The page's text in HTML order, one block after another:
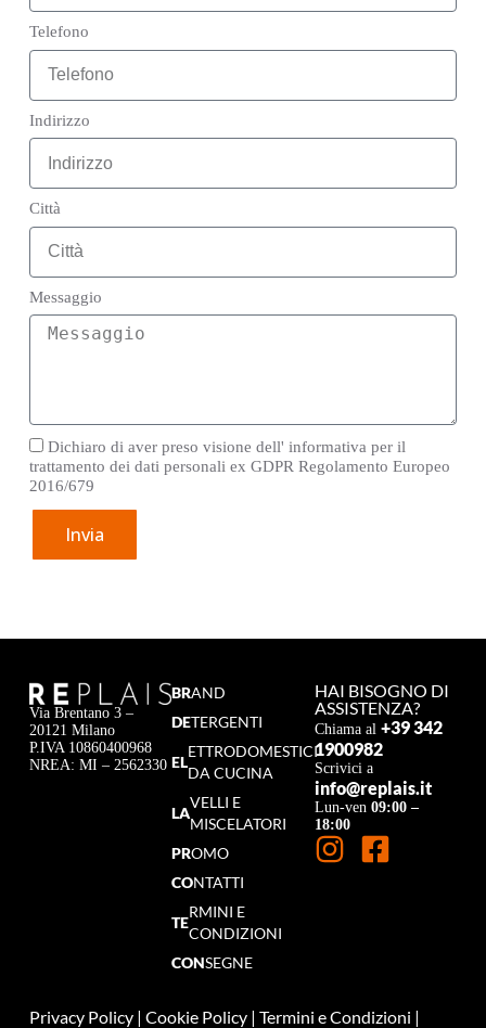
Telefono
Indirizzo
Città
Messaggio
Dichiaro di aver preso visione dell' informativa per il
trattamento dei dati personali ex GDPR Regolamento Europeo
2016/679
Invia
Via Brentano 3 –
20121 Milano
P.IVA 10860400968
NREA: MI – 2562330
BRAND
DETERGENTI
EL
ETTRODOMESTICI
DA CUCINA
LA
VELLI E
MISCELATORI
PROMO
CONTATTI
TE
RMINI E
CONDIZIONI
CONSEGNE
HAI BISOGNO DI
ASSISTENZA?
Chiama al +39 342
1900982
Scrivici a
info@replais.it
Lun-ven 09:00 –
18:00
Privacy Policy| Cookie Policy| Termini e Condizioni |